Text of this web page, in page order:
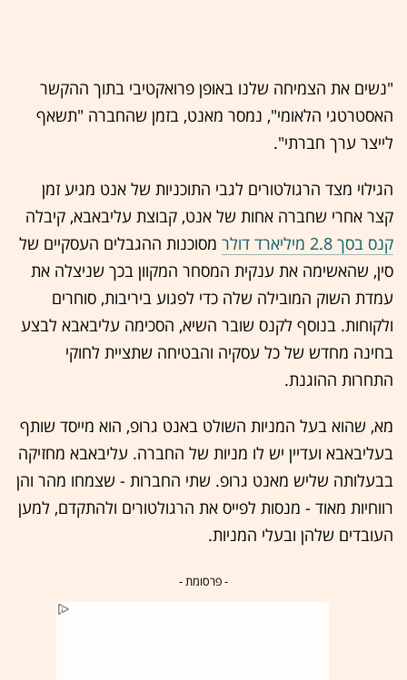
"נשים את הצמיחה שלנו באופן פרואקטיבי בתוך ההקשר
האסטרטגי הלאומי", נמסר מאנט, בזמן שהחברה "תשאף
לייצר ערך חברתי".
הגילוי מצד הרגולטורים לגבי התוכניות של אנט מגיע זמן
קצר אחרי שחברה אחות של אנט, קבוצת עליבאבא, קיבלה
קנס בסך 2.8 מיליארד דולר
מסוכנות ההגבלים העסקיים של
סין, שהאשימה את ענקית המסחר המקוון בכך שניצלה את
עמדת השוק המובילה שלה כדי לפגוע ביריבות, סוחרים
ולקוחות. בנוסף לקנס שובר השיא, הסכימה עליבאבא לבצע
בחינה מחדש של כל עסקיה והבטיחה שתציית לחוקי
התחרות ההוגנת.
מא, שהוא בעל המניות השולט באנט גרופ, הוא מייסד שותף
בעליבאבא ועדיין יש לו מניות של החברה. עליבאבא מחזיקה
בבעלותה שליש מאנט גרופ. שתי החברות - שצמחו מהר והן
רווחיות מאוד - מנסות לפייס את הרגולטורים ולהתקדם, למען
העובדים שלהן ובעלי המניות.
- פרסומת -